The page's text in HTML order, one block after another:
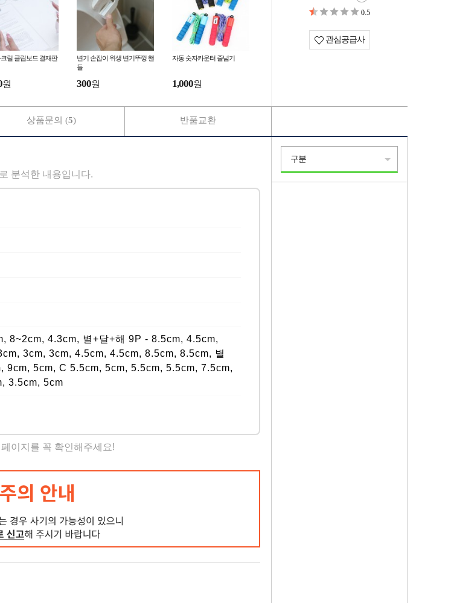
릴 클립보드 결재판
원
변기 손잡이 위생 변기뚜껑 핸
들
300원
자동 숫자카운터 줄넘기
1,000원
0.5
관심공급사
분석한 내용입니다.
8~2cm, 4.3cm, 별+달+해 9P - 8.5cm, 4.5cm,
3cm, 3cm, 4.5cm, 4.5cm, 8.5cm, 8.5cm, 별
9cm, 5cm, C 5.5cm, 5cm, 5.5cm, 5.5cm, 7.5cm,
3.5cm, 5cm
이지를 꼭 확인해주세요!
상품문의 (5) 반품교환
구분